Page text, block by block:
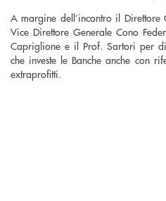
A margine dell’incontro il
Vice Direttore Generale Cono
Capriglione e il Prof. Sartori per
che investe le Banche anche con
extraprofitti.